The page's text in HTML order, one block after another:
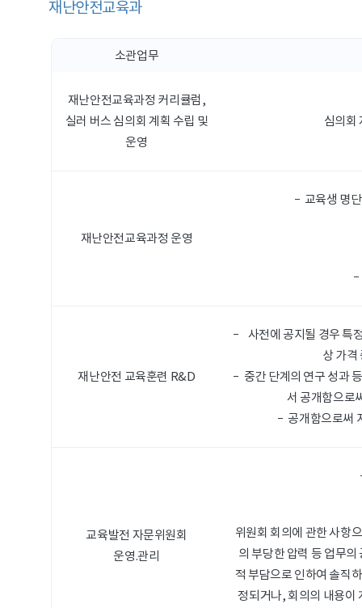
재난안전교육과
소관업무
재난안전교육과정 커리큘럼,
실러 버스 심의회 계획 수립 및
운영
심의회
재난안전교육과정 운영
교육생 명
재난안전 교육훈련 R&D
사전에 공지될 경우 특
상 가격
중간 단계의 연구 성과
서 공개함으로
공개함으로써
교육발전 자문위원회
운영.관리
위원회 회의에 관한 사항
의 부당한 압력 등 업무
적 부담으로 인하여 솔직
정되거나, 회의의 내용이